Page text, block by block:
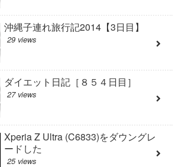
沖縄子連れ旅行記2014【3日目】
29 views
ダイエット日記［８５４日目］
27 views
Xperia Z Ultra (C6833)をダウングレ
ードした
25 views